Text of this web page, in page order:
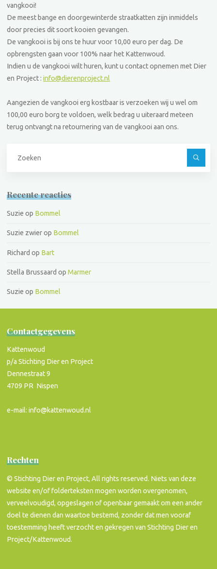
vangkooi!
De meest bange en doorgewinterde straatkatten zijn inmiddels
door precies dit soort kooien gevangen.
De vangkooi is bij ons te huur voor 10,00 euro per dag. De
opbrengsten gaan voor 100% naar het Kattenwoud.
Indien u de vangkooi wilt huren, kunt u contact opnemen met Dier
en Project :info@dierenproject.nl
Aangezien de vangkooi erg kostbaar is verzoeken wij u wel om
100,00 euro borg te voldoen, welk bedrag u uiteraard meteen
terug ontvangt na retournering van de vangkooi aan ons.
Recente reacties
Suzie op Bommel
Suzie zwierop Bommel
Richard op Bart
Stella Brussaard opMarmer
Suzie op Bommel
Contactgegevens
Kattenwoud
p/a Stichting Dier en Project
Dennestraat 9
4709 PR Nispen
e-mail: info@kattenwoud.nl
Rechten
© Stichting Dier en Project, All rights reserved. Niets van deze
website en/of folderteksten mogen worden overgenomen,
verveelvoudigd, opgeslagen of openbaar gemaakt om een ander
doel te dienen dan waartoe bestemd, zonder dat men vooraf
toestemming heeft verzocht en gekregen van Stichting Dier en
Project/Kattenwoud.